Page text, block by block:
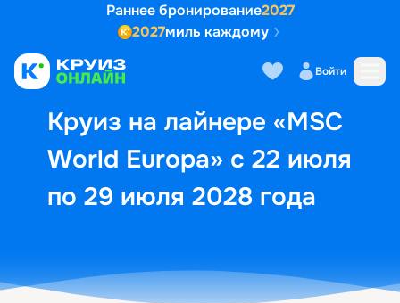
Раннее бронирование2027
2027миль каждому
Войти
Круиз на лайнере «MSC
World Europa» с 22 июля
по 29 июля 2028 года
Выбор кают Маршрут и